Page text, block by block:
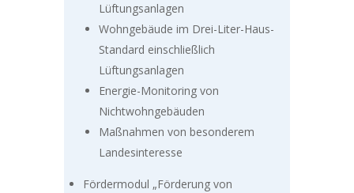
Lüftungsanlagen
Wohngebäude im Drei-Liter-Haus-
Standard einschließlich
Lüftungsanlagen
Energie-Monitoring von
Nichtwohngebäuden
Maßnahmen von besonderem
Landesinteresse
Fördermodul „Förderung von